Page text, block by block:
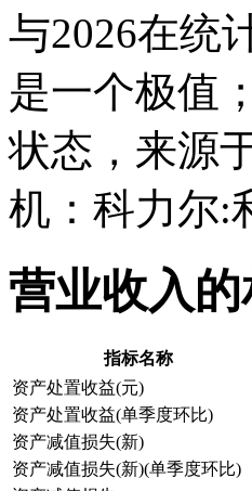
与2026在统
是一个极值
状态，来源
机：科力尔:
营业收入
指标名称
资产处置收益(元)
资产处置收益(单季度环比)
资产减值损失(新)
资产减值损失(新)(单季度环比)